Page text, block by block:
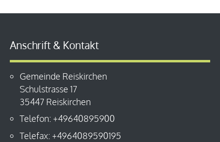
Anschrift & Kontakt
Gemeinde Reiskirchen
Schulstrasse 17
35447 Reiskirchen
Telefon: +49640895900
Telefax: +4964089590195